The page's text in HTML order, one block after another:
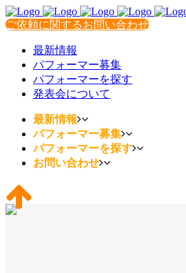
ご依頼に関するお問い合わせ
最新情報
パフォーマー募集
パフォーマーを探す
発表会について
最新情報
パフォーマー募集
パフォーマーを探す
お問い合わせ